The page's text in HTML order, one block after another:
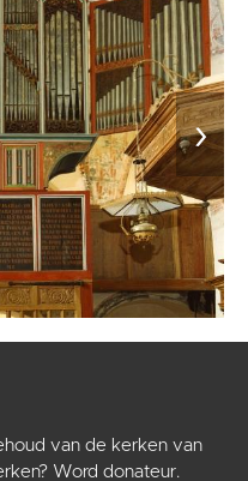
›
van de kerken van
Word donateur.